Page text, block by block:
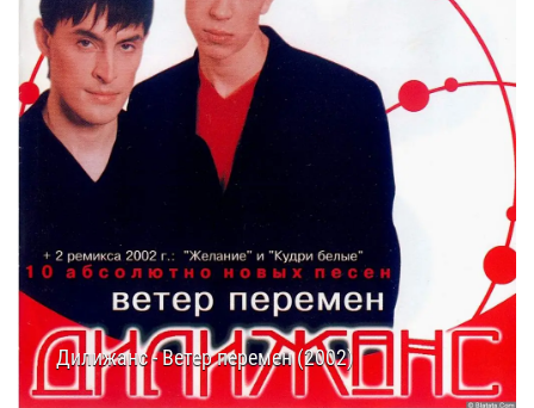
Дилижанс - Ветер перемен (2002)
24.03.202511:40